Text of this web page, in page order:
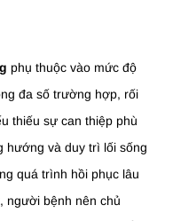
phụ thuộc vào mức độ
đa số trường hợp, rối
thiếu sự can thiệp phù
hướng và duy trì lối sống
quá trình hồi phục lâu
người bệnh nên chủ